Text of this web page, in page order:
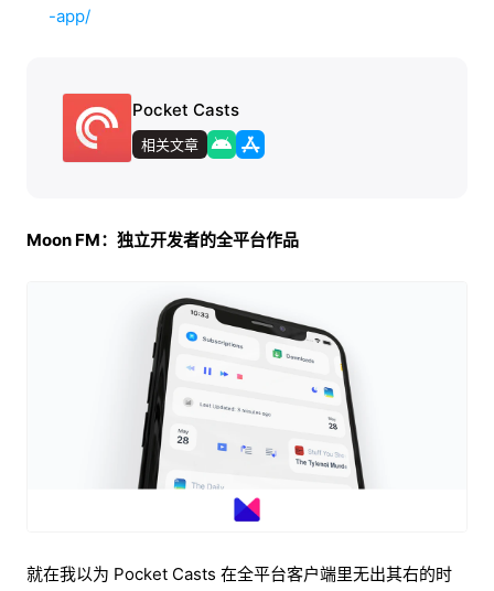
-app/
Pocket Casts
相关文章
Moon FM：独立开发者的全平台作品
就在我以为 Pocket Casts 在全平台客户端里无出其右的时